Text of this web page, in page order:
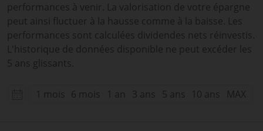
performances à venir. La valorisation de votre épargne
peut ainsi fluctuer à la hausse comme à la baisse. Les
performances sont calculées dividendes nets réinvestis.
L'historique de données disponible ne peut excéder les
5 ans glissants.
1 mois 6 mois 1 an 3 ans 5 ans 10 ans MAX